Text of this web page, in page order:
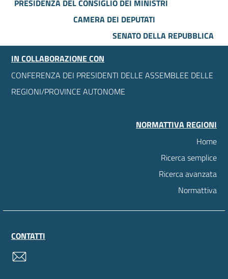
PRESIDENZA DEL CONSIGLIO DEI MINISTRI
CAMERA DEI DEPUTATI
SENATO DELLA REPUBBLICA
IN COLLABORAZIONE CON
CONFERENZA DEI PRESIDENTI DELLE ASSEMBLEE DELLE
REGIONI/PROVINCE AUTONOME
NORMATTIVA REGIONI
Home
Ricerca semplice
Ricerca avanzata
Normattiva
CONTATTI